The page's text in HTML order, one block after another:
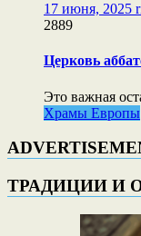
17 июня, 2025
2889
Церковь
Это важная
Храмы Европы
ТРАДИЦИИ И